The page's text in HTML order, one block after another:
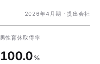
2026年4月期・提出会社
男性育休取得率
100.0%